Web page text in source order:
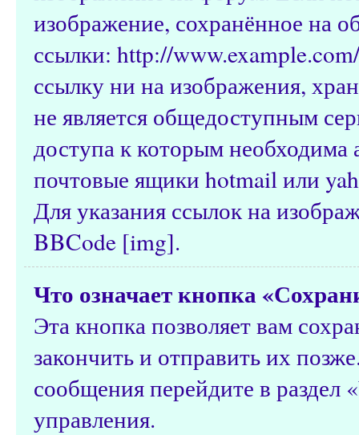
изображение, сохранённое на
ссылки: http://
ссылку ни на изображения,
не является общедоступным
доступа к которым
почтовые ящики hotmail или
Для указания ссылок на
BBCode [img].
Что означает кнопка
Эта кнопка позволяет вам
закончить и отправить их
сообщения перейдите в
управления.